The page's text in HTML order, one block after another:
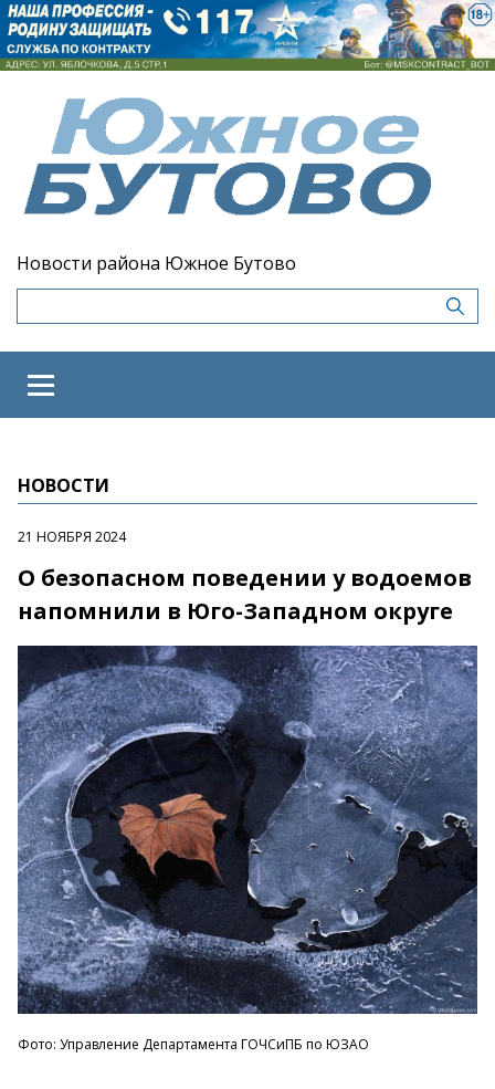
Новости района Южное Бутово
НОВОСТИ
21 НОЯБРЯ 2024
О безопасном поведении у водоемов
напомнили в Юго-Западном округе
Фото: Управление Департамента ГОЧСиПБ по ЮЗАО